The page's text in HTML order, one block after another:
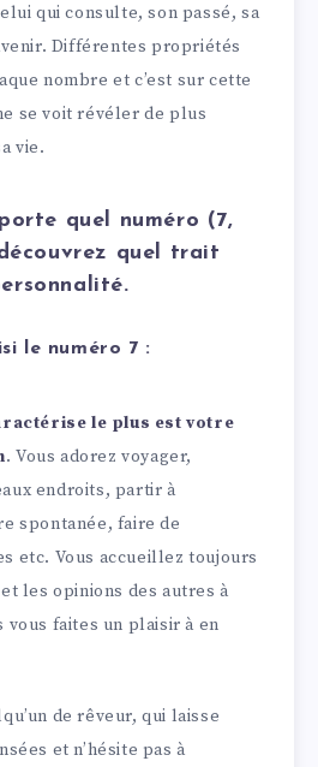
qui consulte, son passé, sa
Différentes propriétés
nombre et c’est sur cette
se voit révéler de plus
vie.
quel numéro (7,
quel trait
le numéro 7 :
le plus est votre
. Vous adorez voyager,
endroits, partir à
spontanée, faire de
etc. Vous accueillez toujours
les opinions des autres à
vous faites un plaisir à en
de rêveur, qui laisse
et n’hésite pas à